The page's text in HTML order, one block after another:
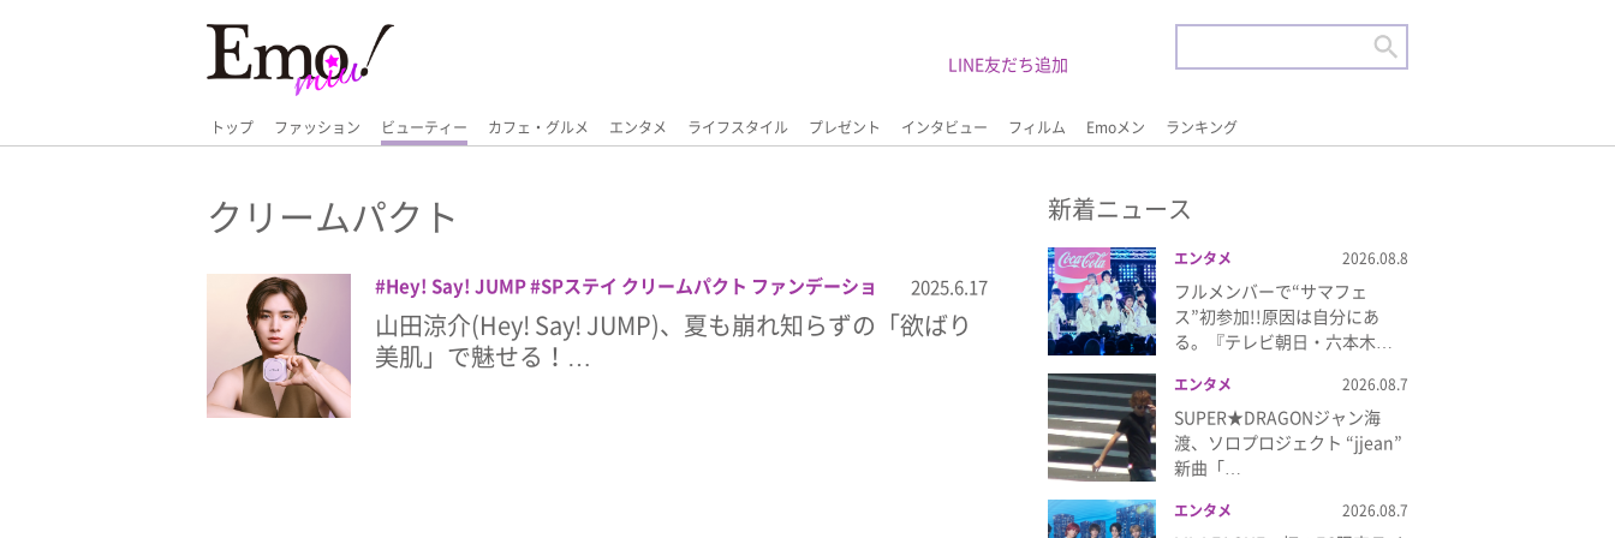
トップ ファッション ビューティー カフェ・グルメ エンタメ ライフスタイル プレゼント インタビュー フィルム Emoメン ランキング
LINE友だち追加
クリームパクト
Hey! Say! JUMP SPステイ クリームパクト ファンデーショ
ン
クリームパクト コスメ ビューティー
ファンデーション
メイク メイベリン 山田涼介 美容
2025.6.17
山田涼介(Hey! Say! JUMP)、夏も崩れ知らずの「欲ばり
美肌」で魅せる！…
新着ニュース
エンタメ 2026.08.8
フルメンバーで“サマフェ
ス”初参加!!原因は自分にあ
る。『テレビ朝日・六本木…
エンタメ 2026.08.7
SUPER★DRAGONジャン海
渡、ソロプロジェクト “jjean”
新曲「…
エンタメ 2026.08.7